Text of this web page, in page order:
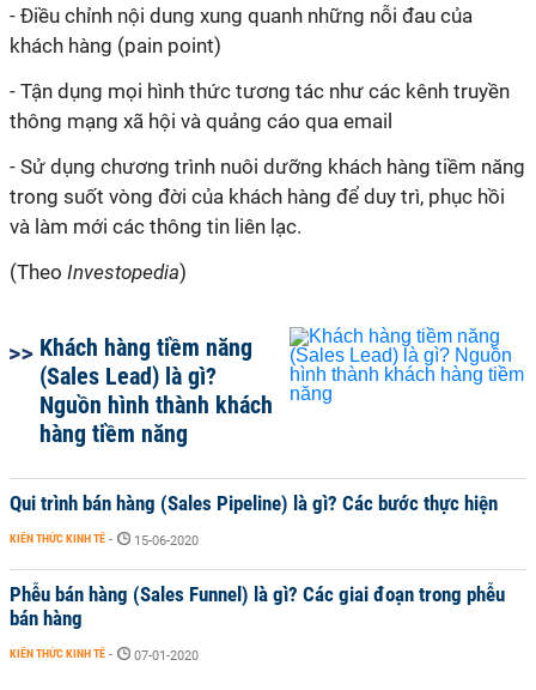
- Điều chỉnh nội dung xung quanh những nỗi đau của
khách hàng (pain point)
- Tận dụng mọi hình thức tương tác như các kênh truyền
thông mạng xã hội và quảng cáo qua email
- Sử dụng chương trình nuôi dưỡng khách hàng tiềm năng
trong suốt vòng đời của khách hàng để duy trì, phục hồi
và làm mới các thông tin liên lạc.
(Theo Investopedia)
Khách hàng tiềm năng
(Sales Lead) là gì?
Nguồn hình thành khách
hàng tiềm năng
Qui trình bán hàng (Sales Pipeline) là gì? Các bước thực hiện
KIẾN THỨC KINH TẾ - 15-06-2020
Phễu bán hàng (Sales Funnel) là gì? Các giai đoạn trong phễu
bán hàng
KIẾN THỨC KINH TẾ - 07-01-2020